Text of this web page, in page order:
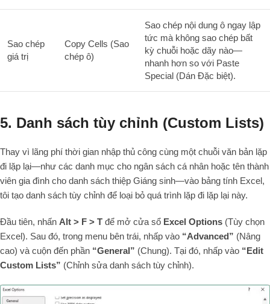
Sao chép
giá trị
Copy Cells (Sao
chép ô)
Sao chép nội dung ô ngay lập
tức mà không sao chép bất
kỳ chuỗi hoặc dãy nào—
nhanh hơn so với Paste
Special (Dán Đặc biệt).
5. Danh sách tùy chỉnh (Custom Lists)
Thay vì lãng phí thời gian nhập thủ công cùng một chuỗi văn bản lặp
đi lặp lại—như các danh mục cho ngân sách cá nhân hoặc tên thành
viên gia đình cho danh sách thiệp Giáng sinh—vào bảng tính Excel,
tôi tạo danh sách tùy chỉnh để loại bỏ quá trình lặp đi lặp lại này.
Đầu tiên, nhấn Alt > F > T để mở cửa sổ Excel Options (Tùy chọn
Excel). Sau đó, trong menu bên trái, nhấp vào “Advanced” (Nâng
cao) và cuộn đến phần “General” (Chung). Tại đó, nhấp vào “Edit
Custom Lists” (Chỉnh sửa danh sách tùy chỉnh).